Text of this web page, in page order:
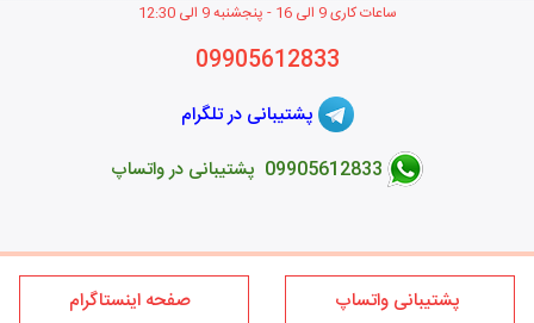
ساعات کاری 9 الی 16 - پنجشنبه 9 الی 12 :30
09905612833
پشتیبانی در تلگرام
09905612833 پشتیبانی در واتساپ
طراحی فروشگاه اینترنتی
کلیه حقوق این سایت متعلق به برند پیراکده می‌باشد؛ استفاده از مطالب
پشتیبانی واتساپ صفحه اینستاگرام